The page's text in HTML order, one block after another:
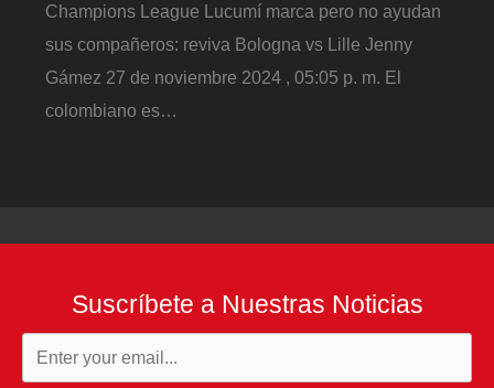
Champions League Lucumí marca pero no ayudan
sus compañeros: reviva Bologna vs Lille Jenny
Gámez 27 de noviembre 2024 , 05:05 p. m. El
colombiano es…
Suscríbete a Nuestras Noticias